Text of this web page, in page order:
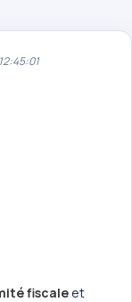
fiscale et